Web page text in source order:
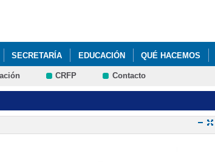
SECRETARÍA EDUCACIÓN QUÉ HACEMOS
NAVIDEÑO PROYECTO DE RENOVACIÓN DE LA
CRFP Contacto